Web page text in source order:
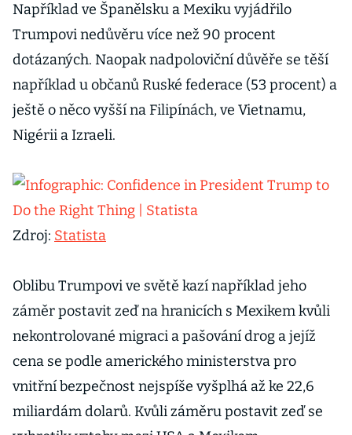
Například ve Španělsku a Mexiku vyjádřilo
Trumpovi nedůvěru více než 90 procent
dotázaných. Naopak nadpoloviční důvěře se těší
například u občanů Ruské federace (53 procent) a
ještě o něco vyšší na Filipínách, ve Vietnamu,
Nigérii a Izraeli.
Zdroj: Statista
Oblibu Trumpovi ve světě kazí například jeho
záměr postavit zeď na hranicích s Mexikem kvůli
nekontrolované migraci a pašování drog a jejíž
cena se podle amerického ministerstva pro
vnitřní bezpečnost nejspíše vyšplhá až ke 22,6
miliardám dolarů. Kvůli záměru postavit zeď se